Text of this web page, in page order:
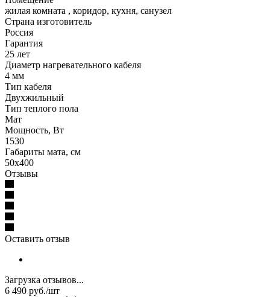
жилая комната , коридор, кухня, санузел
Страна изготовитель
Россия
Гарантия
25 лет
Диаметр нагревательного кабеля
4 мм
Тип кабеля
Двухжильный
Тип теплого пола
Maт
Мощность, Вт
1530
Габариты мата, см
50x400
Отзывы
Оставить отзыв
Загрузка отзывов...
6 490 руб./шт